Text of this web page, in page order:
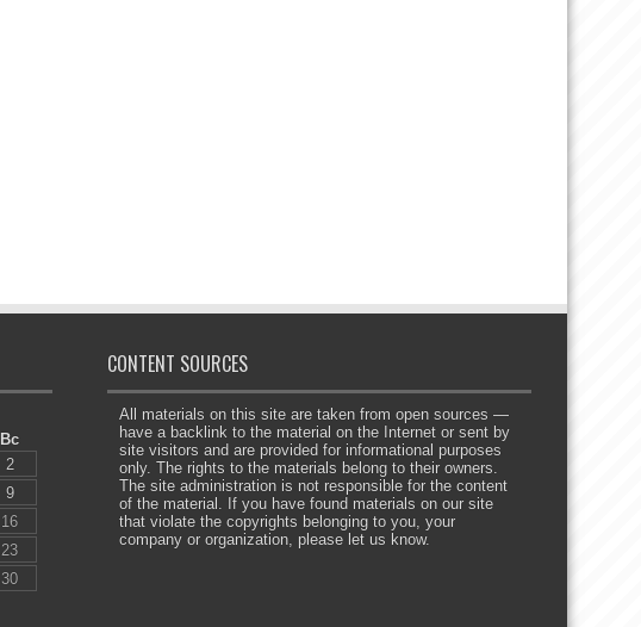
Вс
2
9
16
23
30
CONTENT SOURCES
All materials on this site are taken from open sources —
have a backlink to the material on the Internet or sent by
site visitors and are provided for informational purposes
only. The rights to the materials belong to their owners.
The site administration is not responsible for the content
of the material. If you have found materials on our site
that violate the copyrights belonging to you, your
company or organization, please let us know.